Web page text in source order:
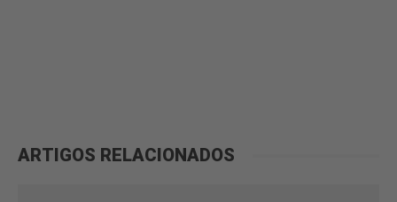
ARTIGOS RELACIONADOS